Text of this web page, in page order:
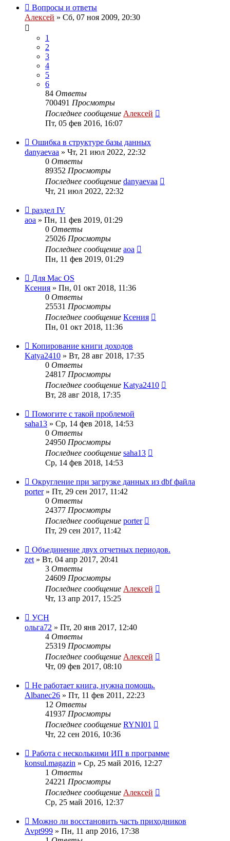
Вопросы и ответы
Алексей » Сб, 07 ноя 2009, 20:30
1
2
3
4
5
6
84 Ответы
700491 Просмотры
Последнее сообщение Алексей
Пт, 05 фев 2016, 16:07
Ошибка в структуре базы данных
danyaevaa » Чт, 21 июл 2022, 22:32
0 Ответы
89352 Просмотры
Последнее сообщение danyaevaa
Чт, 21 июл 2022, 22:32
раздел IV
aoa » Пн, 11 фев 2019, 01:29
0 Ответы
25026 Просмотры
Последнее сообщение aoa
Пн, 11 фев 2019, 01:29
Для Mac OS
Ксения » Пн, 01 окт 2018, 11:36
0 Ответы
25531 Просмотры
Последнее сообщение Ксения
Пн, 01 окт 2018, 11:36
Копирование книги доходов
Katya2410 » Вт, 28 авг 2018, 17:35
0 Ответы
24817 Просмотры
Последнее сообщение Katya2410
Вт, 28 авг 2018, 17:35
Помогите с такой проблемой
saha13 » Ср, 14 фев 2018, 14:53
0 Ответы
24950 Просмотры
Последнее сообщение saha13
Ср, 14 фев 2018, 14:53
Округление при загрузке данных из dbf файла
porter» Пт, 29 сен 2017, 11:42
0 Ответы
24377 Просмотры
Последнее сообщение porter
Пт, 29 сен 2017, 11:42
Объединение двух отчетных периодов.
zet » Вт, 04 апр 2017, 20:41
3 Ответы
24609 Просмотры
Последнее сообщение Алексей
Чт, 13 апр 2017, 15:25
УСН
ольга72 » Пт, 20 янв 2017, 12:40
4 Ответы
25319 Просмотры
Последнее сообщение Алексей
Чт, 09 фев 2017, 08:10
Не работает книга, нужна помощь.
Albanec26 » Пт, 11 фев 2011, 22:23
12 Ответы
41937 Просмотры
Последнее сообщение RYNI01
Чт, 22 сен 2016, 10:36
Работа с несколькими ИП в программе
konsul.magazin » Ср, 25 май 2016, 12:27
1 Ответы
24221 Просмотры
Последнее сообщение Алексей
Ср, 25 май 2016, 12:37
Можно ли восстановить часть приходников
Avpt999 » Пн, 11 апр 2016, 17:38